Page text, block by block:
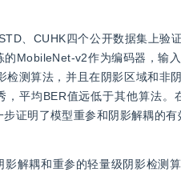
、CUHK四个公开数据集上验
的MobileNet-v2作为编码器，输
检测算法，并且在阴影区域和非
，平均BER值远低于其他算法
证明了模型重参和阴影解耦的
影解耦和重参的轻量级阴影检测